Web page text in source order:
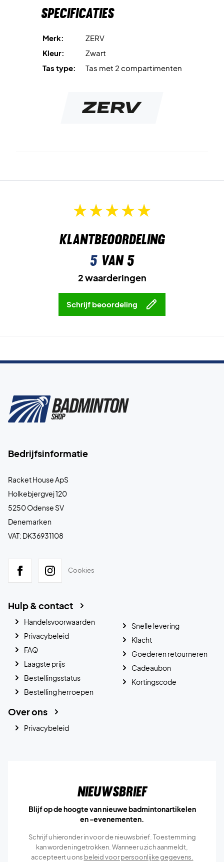
Specificaties
Merk:
ZERV
Kleur:
Zwart
Tas type:
Tas met 2 compartimenten
Klantbeoordeling
5van 5
2 waarderingen
Schrijf beoordeling
Bedrijfsinformatie
Racket House ApS
Holkebjergvej 120
5250 Odense SV
Denemarken
VAT: DK36931108
Cookies
Hulp & contact
Handelsvoorwaarden
Privacybeleid
FAQ
Laagste prijs
Bestellingsstatus
Bestelling herroepen
Snelle levering
Klacht
Goederen retourneren
Cadeaubon
Kortingscode
Over ons
Privacybeleid
Nieuwsbrief
Blijf op de hoogte van nieuwe badmintonartikelen
en -evenementen.
Schrijf u hieronder in voor de nieuwsbrief. Toestemming
kan worden ingetrokken. Wanneer u zich aanmeldt,
accepteert u ons beleid voor persoonlijke gegevens.